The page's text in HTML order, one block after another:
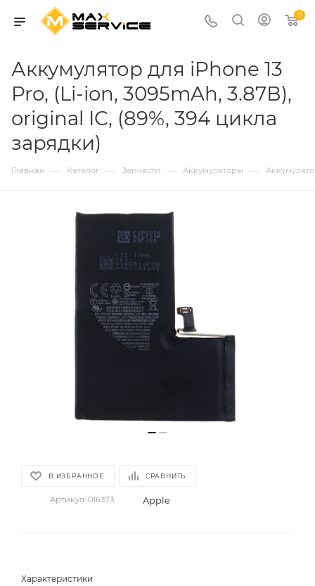
0
Аккумулятор для iPhone 13
Pro, (Li-ion, 3095mAh, 3.87В),
original IC, (89%, 394 цикла
зарядки)
Главная — Каталог — Запчасти — Аккумуляторы —
В ИЗБРАННОЕ СРАВНИТЬ
Артикул: 016373 Apple
Характеристики